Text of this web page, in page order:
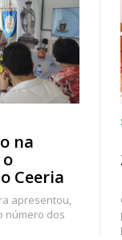
na
Ceeria
apresentou,
número dos